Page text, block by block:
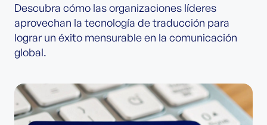
Descubra cómo las organizaciones líderes
aprovechan la tecnología de traducción para
lograr un éxito mensurable en la comunicación
global.